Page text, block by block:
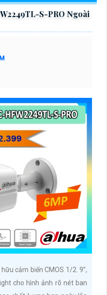
S-PRO Ngoài
cảm biến CMOS 1/2. 9”,
cho hình ảnh rõ nét ban